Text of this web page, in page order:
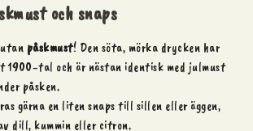
och snaps
påskmust! Den söta, mörka drycken har
1900-tal och är nästan identisk med julmust
påsken.
gärna en liten snaps till sillen eller äggen,
dill, kummin eller citron.